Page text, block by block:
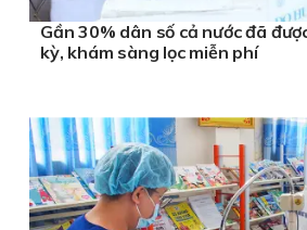
Gần 30% dân số cả nước đã
kỳ, khám sàng lọc miễn phí